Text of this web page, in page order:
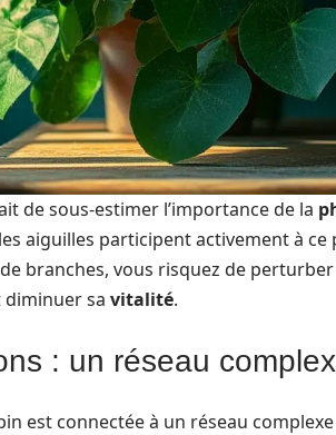
de sous-estimer l’importance de la
aiguilles participent activement à
branches, vous risquez de
diminuer sa vitalité.
: un réseau
est connectée à un réseau